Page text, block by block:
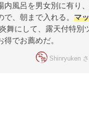
風呂を男女別に有り
、朝まで入れる。 マ
舞にして、露天付特別
でお薦めだ。
Shinryuken